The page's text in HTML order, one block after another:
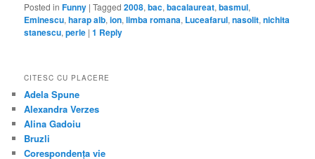
Posted in Funny |Tagged 2008,bac,bacalaureat,basmul,
Eminescu,harap alb,ion,limba romana, Luceafarul,nasolit,nichita
stanescu,perle |1 Reply
CITESC CU PLACERE
Adela Spune
Alexandra Verzes
Alina Gadoiu
Bruzli
Corespondența vie